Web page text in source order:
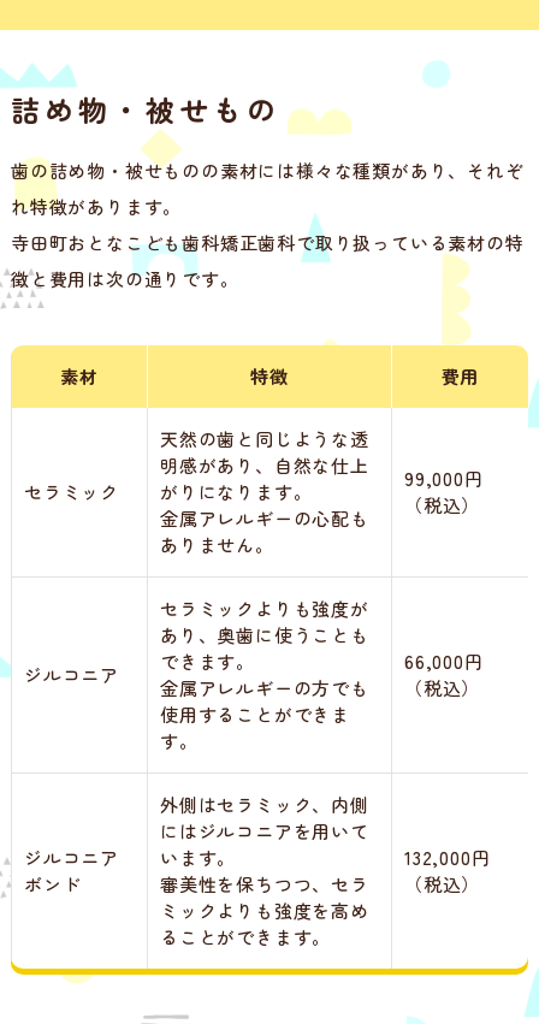
詰め物・被せもの
歯の詰め物・被せものの素材には様々な種類があり、それぞ
れ特徴があります。
寺田町おとなこども歯科矯正歯科で取り扱っている素材の特
徴と費用は次の通りです。
素材 特徴 費用
セラミック
天然の歯と同じような透
明感があり、自然な仕上
がりになります。
金属アレルギーの心配も
ありません。
99,000円
（税込）
ジルコニア
セラミックよりも強度が
あり、奥歯に使うことも
できます。
金属アレルギーの方でも
使用することができま
す。
66,000円
（税込）
ジルコニア
ボンド
外側はセラミック、内側
にはジルコニアを用いて
います。
審美性を保ちつつ、セラ
ミックよりも強度を高め
ることができます。
132,000円
（税込）